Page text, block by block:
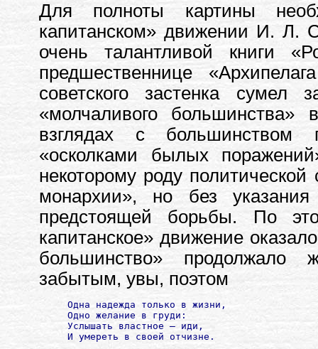
Для полноты картины
капитанском» движении И. Л.
очень талантливой книги
предшественнице
советского застенка сумел
«молчаливого
взглядах с большинством
«осколками былых
некоторому роду
монархии», но без указания
предстоящей борьбы. По
капитанское» движение
большинство» продолжало
забытым, увы, поэтом
Одна надежда только в жизни,
Одно желание в груди:
Услышать властное — иди,
И умереть в своей отчизне.